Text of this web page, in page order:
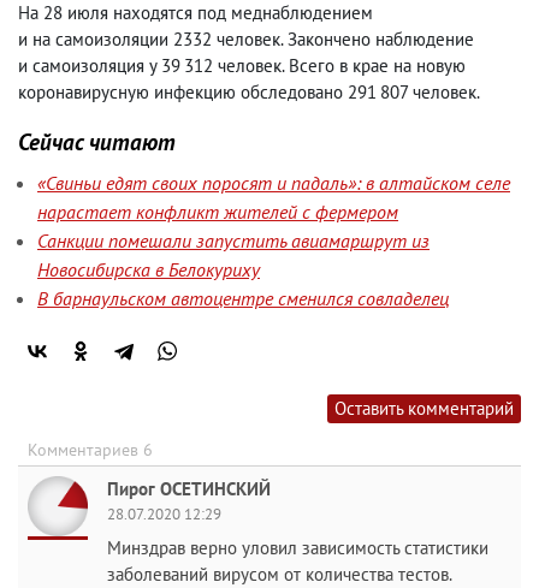
На 28 июля находятся под меднаблюдением
и на самоизоляции 2332 человек. Закончено наблюдение
и самоизоляция у 39 312 человек. Всего в крае на новую
коронавирусную инфекцию обследовано 291 807 человек.
Сейчас читают
«Свиньи едят своих поросят и падаль»: в алтайском селе
нарастает конфликт жителей с фермером
Санкции помешали запустить авиамаршрут из
Новосибирска в Белокуриху
В барнаульском автоцентре сменился совладелец
Оставить комментарий
Комментариев 6
Пирог ОСЕТИНСКИЙ
28.07.2020 12:29
Минздрав верно уловил зависимость статистики
заболеваний вирусом от количества тестов.